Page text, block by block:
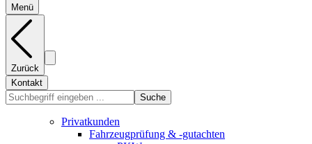
Menü
Zurück
Kontakt
Suche
Privatkunden
Fahrzeugprüfung & -gutachten